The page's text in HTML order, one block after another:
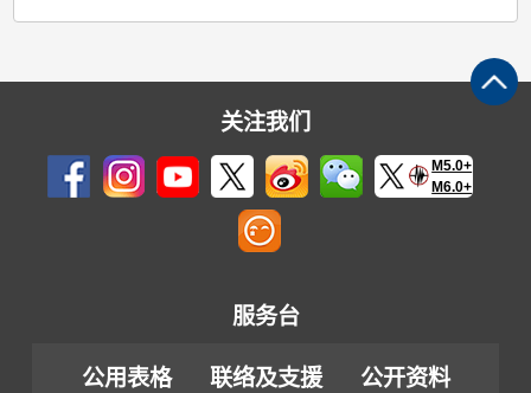
关注我们
M5.0+
M6.0+
服务台
公用表格 联络及支援
公开资料